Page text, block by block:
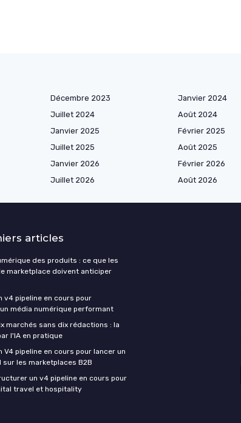
Décembre 2023 Janvier 2024
Juillet 2024 Août 2024
Janvier 2025 Février 2025
Juillet 2025 Août 2025
Janvier 2026 Février 2026
Juillet 2026 Août 2026
articles
des produits : ce que les
marketplace doivent anticiper
v4 pipeline en cours pour
média numérique performant
marchés sans dix rédactions : la
l'IA en pratique
V4 pipeline en cours pour lancer un
les marketplaces B2B
un v4 pipeline en cours pour
travel et hospitality